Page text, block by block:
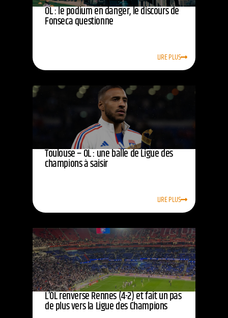
OL : le podium en danger, le discours de
Fonseca questionne
LIRE PLUS
Toulouse – OL : une balle de Ligue des
champions à saisir
LIRE PLUS
L’OL renverse Rennes (4-2) et fait un pas
de plus vers la Ligue des Champions